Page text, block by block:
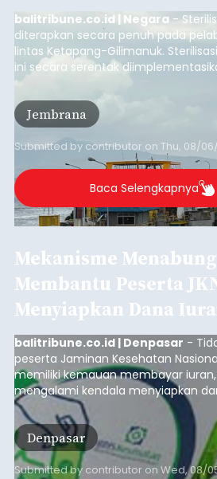
balitribune.co.id | Negara -
diterapkan secara penuh pada
lintas Ketapang-Gilimanuk.
ini secara serentak
empat pelabuhan utama lainnya,
Pelabuhan Merak, Bakauheni,
Lembar pada Rabu (5/8/2026).
Jembrana
Submitted by contributor on Thu, 08/
Baca Selengkapnya
Mekanisme Menabung
Membantu Peserta
Menyiapkan Dana
balitribune.co.id | Denpasar -
peserta Jaminan Kesehatan
memiliki kemauan membayar
mengalami kendala menyiapkan
penuh saat jatuh tempo
Kondisi ini terutama dialami oleh
segmen Pekerja Bukan Penerima
yang memiliki penghasilan tidak
Denpasar
Submitted by contributor on Wed, 08/